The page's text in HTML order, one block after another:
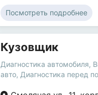
Посмотреть подробнее
Кузовщик
Диагностика автомобиля,
авто, Диагностика перед